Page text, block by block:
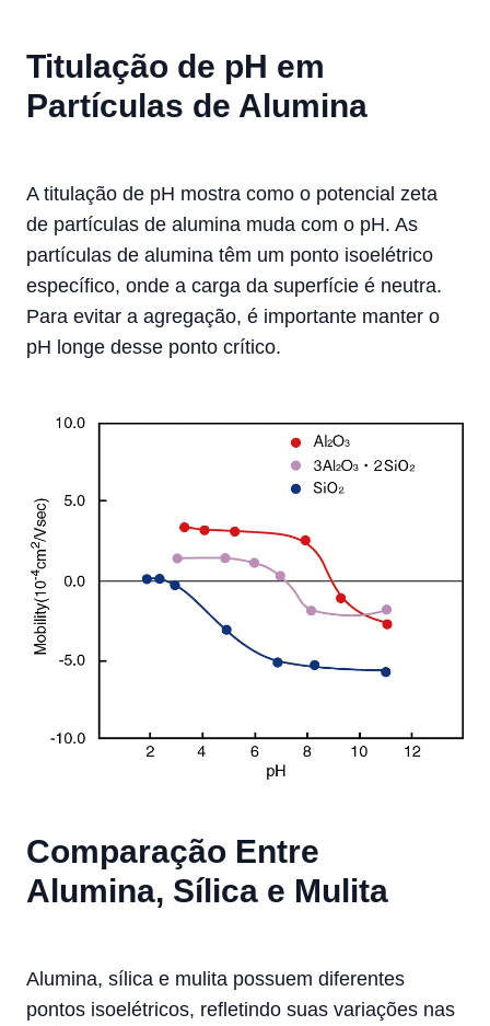
Titulação de pH em
Partículas de Alumina
A titulação de pH mostra como o potencial zeta
de partículas de alumina muda com o pH. As
partículas de alumina têm um ponto isoelétrico
específico, onde a carga da superfície é neutra.
Para evitar a agregação, é importante manter o
pH longe desse ponto crítico.
Comparação Entre
Alumina, Sílica e Mulita
Alumina, sílica e mulita possuem diferentes
pontos isoelétricos, refletindo suas variações nas